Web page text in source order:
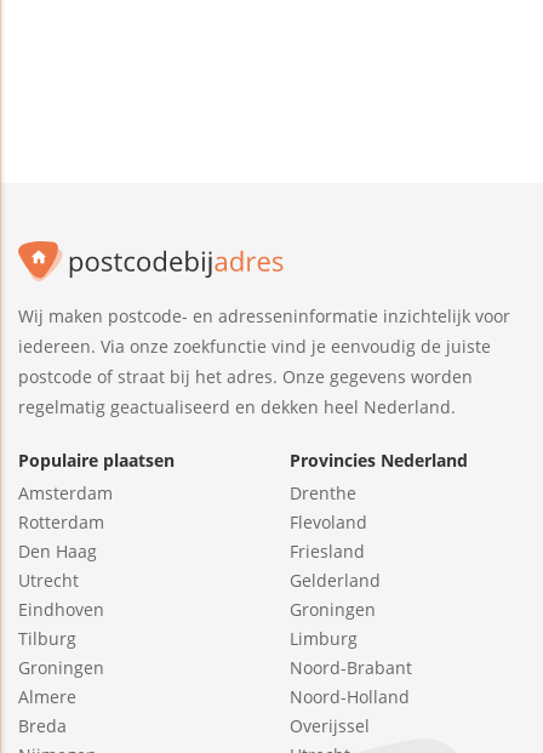
Wij maken postcode- en adresseninformatie inzichtelijk voor
iedereen. Via onze zoekfunctie vind je eenvoudig de juiste
postcode of straat bij het adres. Onze gegevens worden
regelmatig geactualiseerd en dekken heel Nederland.
Populaire plaatsen
Amsterdam
Rotterdam
Den Haag
Utrecht
Eindhoven
Tilburg
Groningen
Almere
Breda
Provincies Nederland
Drenthe
Flevoland
Friesland
Gelderland
Groningen
Limburg
Noord-Brabant
Noord-Holland
Overijssel